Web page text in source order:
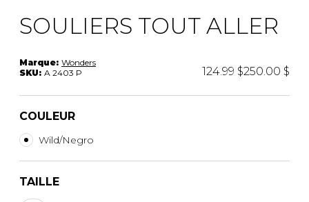
SOULIERS TOUT ALLER
Marque: Wonders
SKU: A 2403 P 124.99 $250.00 $
COULEUR
Wild/Negro
TAILLE